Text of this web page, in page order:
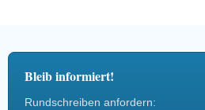
Bleib informiert!
Rundschreiben anfordern: